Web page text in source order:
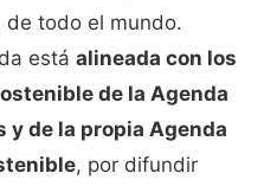
todo el mundo.
está alineada con los
de la Agenda
y de la propia Agenda
, por difundir